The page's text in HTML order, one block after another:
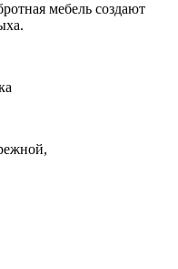
мебель создают